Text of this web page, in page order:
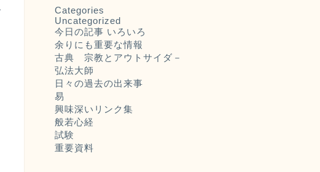
Categories
Uncategorized
今日の記事 いろいろ
余りにも重要な情報
古典 宗教とアウトサイダ－
弘法大師
日々の過去の出来事
易
興味深いリンク集
般若心経
試験
重要資料